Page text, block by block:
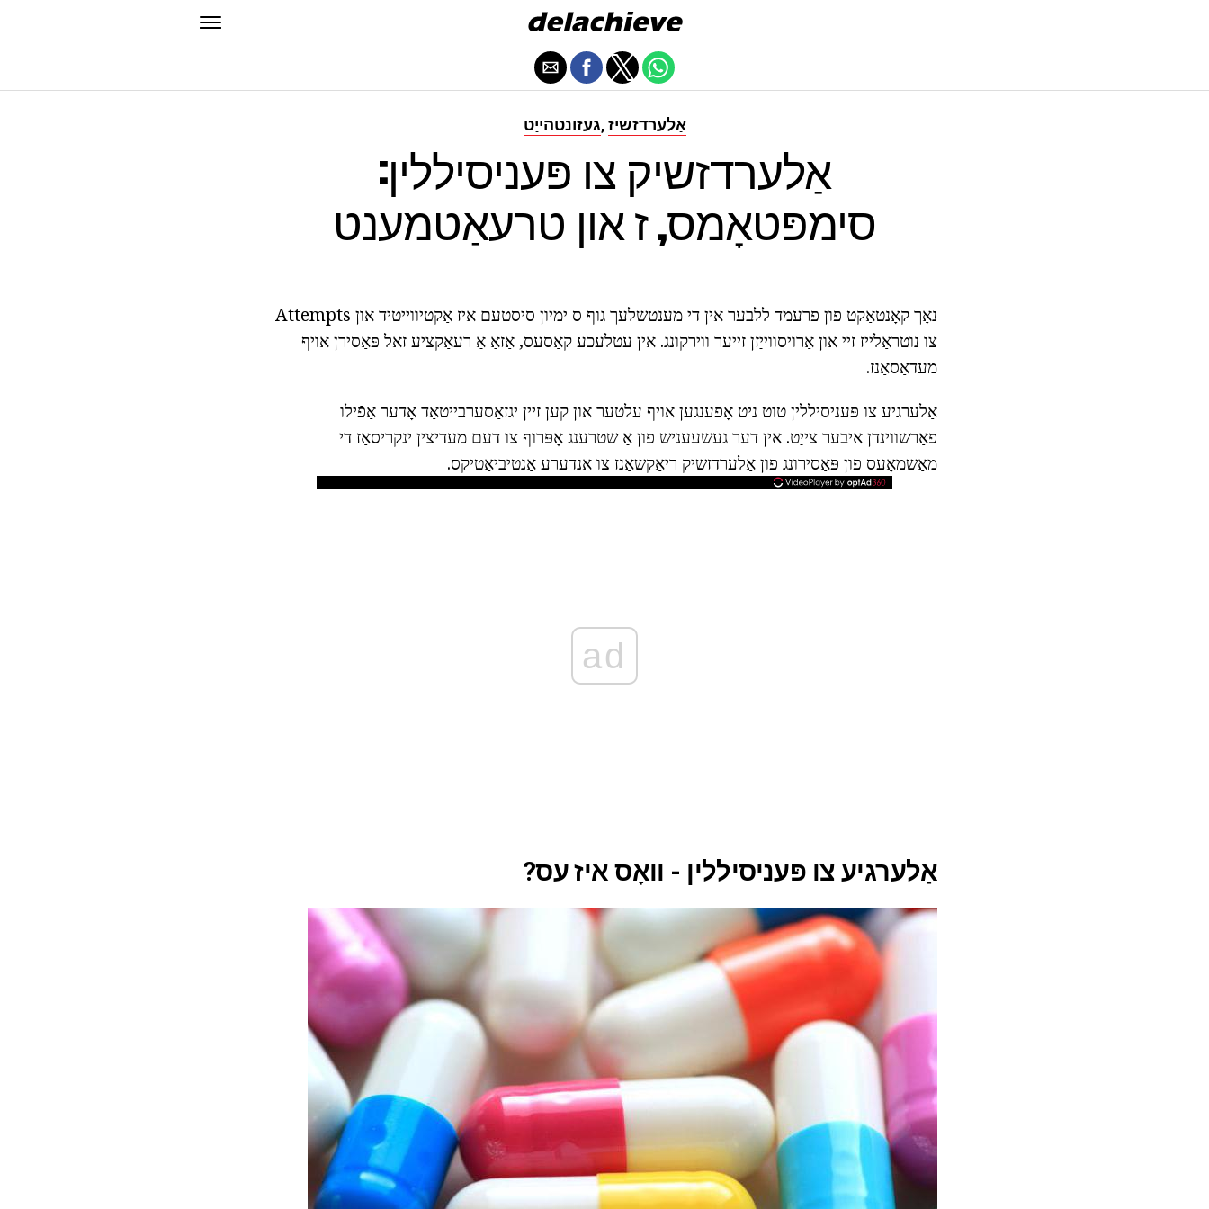
געזונטהייַט, אַלערדזשיז
אַלערדזשיק צו פּעניסיללין:
סימפּטאָמס, ז און טרעאַטמענט
נאָך קאָנטאַקט פון פרעמד ללבער אין די מענטשלעך גוף ס ימיון סיסטעם איז אַקטיווייטיד און Attempts
צו נוטראַלייז זיי און אַרויסווייַזן זייער ווירקונג. אין עטלעכע קאַסעס, אַזאַ אַ רעאַקציע זאל פּאַסירן אויף
מעדאַסאַנז.
אַלערגיע צו פּעניסיללין טוט ניט אָפענגען אויף עלטער און קען זיין יגזאַסערבייטאַד אָדער אַפֿילו
פאַרשווינדן איבער צייַט. אין דער געשעעניש פון אַ שטרענג אָפּרוף צו דעם מעדיצין ינקריסאַז די
מאַשמאָעס פון פּאַסירונג פון אַלערדזשיק ריאַקשאַנז צו אנדערע אַנטיביאַטיקס.
ad
אַלערגיע צו פּעניסיללין - וואָס איז עס?